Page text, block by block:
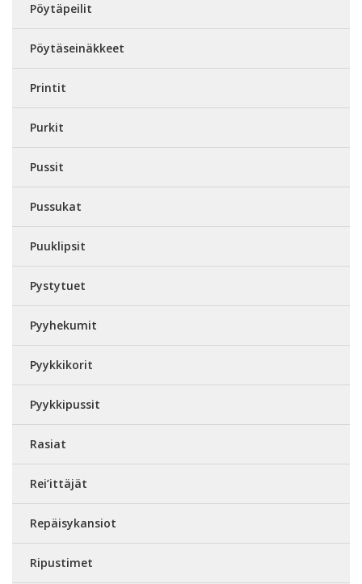
Pöytäpeilit
Pöytäseinäkkeet
Printit
Purkit
Pussit
Pussukat
Puuklipsit
Pystytuet
Pyyhekumit
Pyykkikorit
Pyykkipussit
Rasiat
Rei’ittäjät
Repäisykansiot
Ripustimet